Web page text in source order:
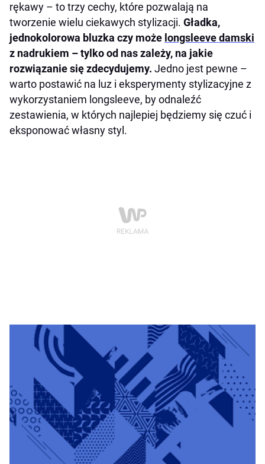
rękawy – to trzy cechy, które pozwalają na
tworzenie wielu ciekawych stylizacji. Gładka,
jednokolorowa bluzka czy może longsleeve damski
z nadrukiem – tylko od nas zależy, na jakie
rozwiązanie się zdecydujemy. Jedno jest pewne –
warto postawić na luz i eksperymenty stylizacyjne z
wykorzystaniem longsleeve, by odnaleźć
zestawienia, w których najlepiej będziemy się czuć i
eksponować własny styl.